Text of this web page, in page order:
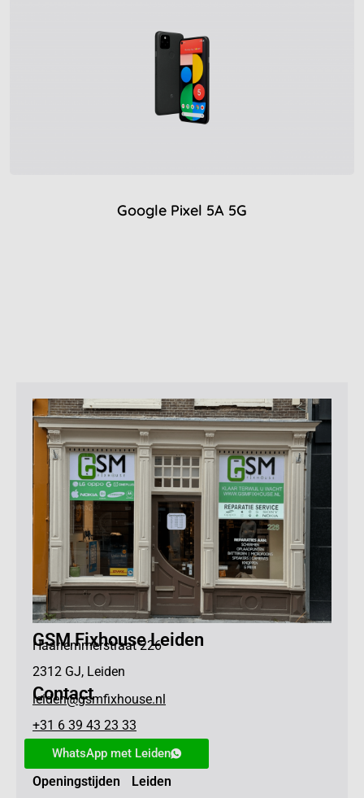
Google Pixel 5A 5G
GSM Fixhouse Leiden
Haarlemmerstraat 226
2312 GJ, Leiden
Contact
leiden@gsmfixhouse.nl
+31 6 39 43 23 33
WhatsApp met Leiden
Openingstijden Leiden